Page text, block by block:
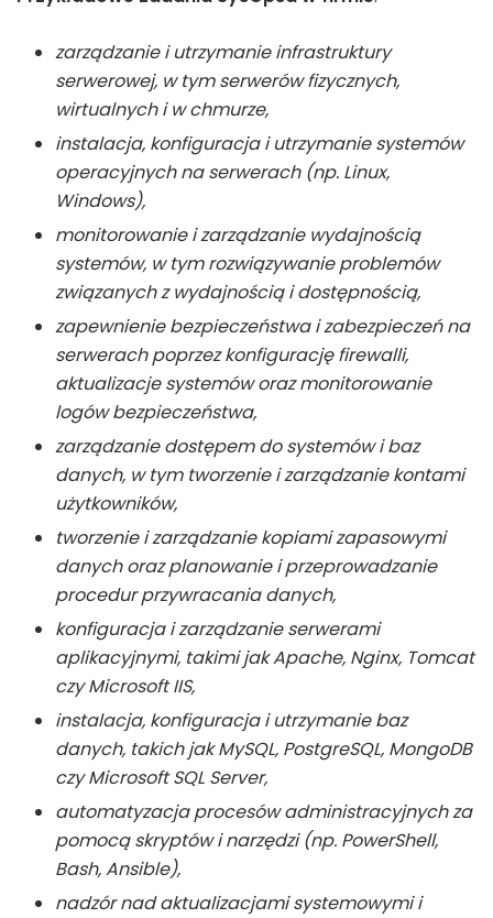
zarządzanie i utrzymanie infrastruktury
serwerowej, w tym serwerów fizycznych,
wirtualnych i w chmurze,
instalacja, konfiguracja i utrzymanie systemów
operacyjnych na serwerach (np. Linux,
Windows),
monitorowanie i zarządzanie wydajnością
systemów, w tym rozwiązywanie problemów
związanych z wydajnością i dostępnością,
zapewnienie bezpieczeństwa i zabezpieczeń na
serwerach poprzez konfigurację firewalli,
aktualizacje systemów oraz monitorowanie
logów bezpieczeństwa,
zarządzanie dostępem do systemów i baz
danych, w tym tworzenie i zarządzanie kontami
użytkowników,
tworzenie i zarządzanie kopiami zapasowymi
danych oraz planowanie i przeprowadzanie
procedur przywracania danych,
konfiguracja i zarządzanie serwerami
aplikacyjnymi, takimi jak Apache, Nginx, Tomcat
czy Microsoft IIS,
instalacja, konfiguracja i utrzymanie baz
danych, takich jak MySQL, PostgreSQL, MongoDB
czy Microsoft SQL Server,
automatyzacja procesów administracyjnych za
pomocą skryptów i narzędzi (np. PowerShell,
Bash, Ansible),
nadzór nad aktualizacjami systemowymi i